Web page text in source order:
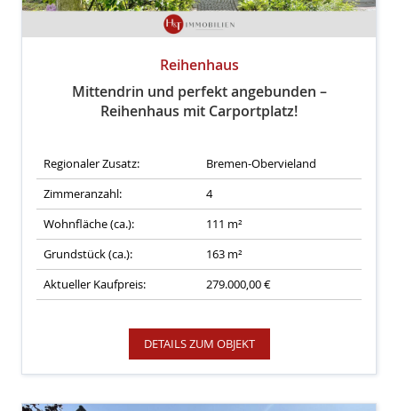
Reihenhaus
Mittendrin und perfekt angebunden –
Reihenhaus mit Carportplatz!
Regionaler Zusatz:
Bremen-Obervieland
Zimmeranzahl:
4
Wohnfläche (ca.):
111 m²
Grundstück (ca.):
163 m²
Aktueller Kaufpreis:
279.000,00 €
DETAILS ZUM OBJEKT